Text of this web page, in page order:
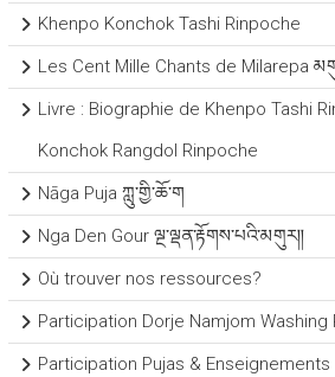
Khenpo Konchok Tashi Rinpoche
Les Cent Mille Chants de Milarepa
Livre : Biographie de Khenpo Tashi
Konchok Rangdol Rinpoche
Nāga Puja ཀླུ་གྱི་ཆོ་ག
Nga Den Gour ལྔ་ལྡན་རྟོགས་པའི་མགུར།།
Où trouver nos ressources?
Participation Dorje Namjom Washing
Participation Pujas & Enseignements